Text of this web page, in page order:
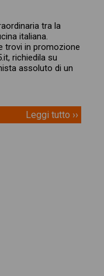
tra la
italiana.
trovi in promozione
richiedila su
assoluto di un
Leggi tutto ››